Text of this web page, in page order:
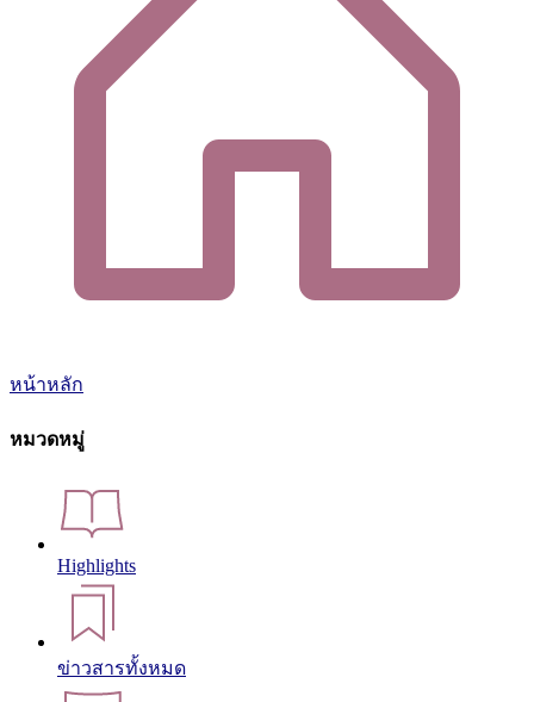
หน้าหลัก
หมวดหมู่
Highlights
ข่าวสารทั้งหมด